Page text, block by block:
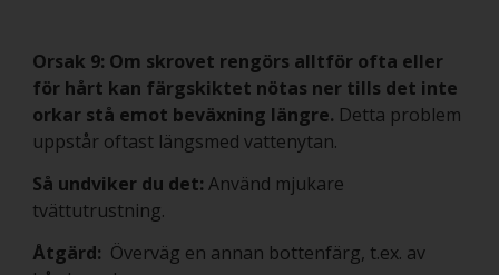
Orsak 9: Om skrovet rengörs alltför ofta eller
för hårt kan färgskiktet nötas ner tills det inte
orkar stå emot beväxning längre. Detta problem
uppstår oftast längsmed vattenytan.
Så undviker du det: Använd mjukare
tvättutrustning.
Åtgärd: Överväg en annan bottenfärg, t.ex. av